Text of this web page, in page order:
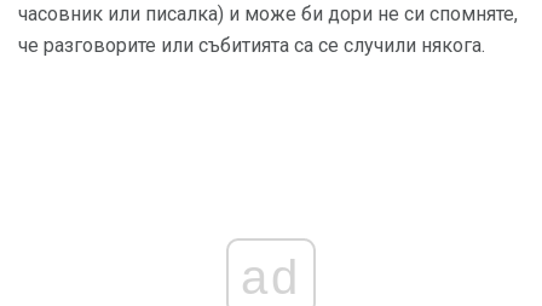
часовник или писалка) и може би дори не си спомняте,
че разговорите или събитията са се случили някога.
ad